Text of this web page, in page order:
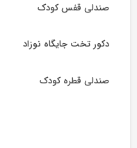
صندلی قفس کودک
دکور تخت جایگاه نوزاد
صندلی قطره کودک